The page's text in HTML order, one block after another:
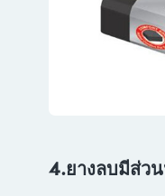
4.ยางลบมีส่ว